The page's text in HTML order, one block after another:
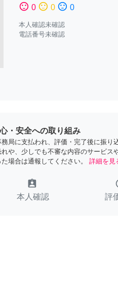
sentiment_satisfied 0 sentiment_neutral 0 sentiment_dissatisfied 0
本人確認未確認
電話番号未確認
・安全への取り組み
局に支払われ、評価・完了後に振り
や、少しでも不審な内容のサービス
場合は通報してください。
詳細を見
assignment_ind
本人確認 評